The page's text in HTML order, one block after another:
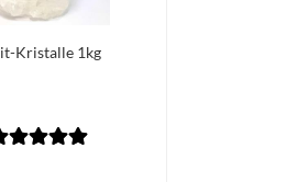
Kristalle 1kg